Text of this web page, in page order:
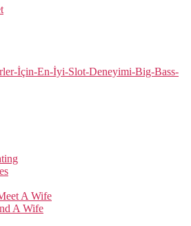
İçin-En-İyi-Slot-Deneyimi-Big-Bass-
A Wife
A Wife